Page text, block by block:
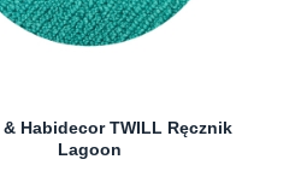
Habidecor TWILL Ręcznik
Lagoon